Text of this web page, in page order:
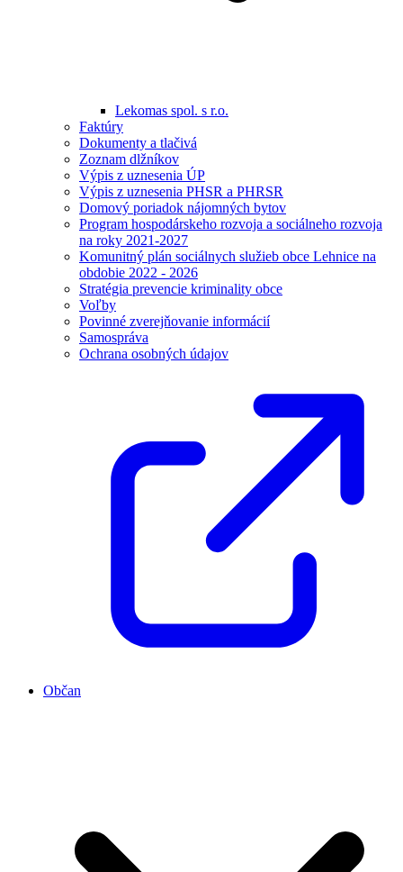
Lekomas spol. s r.o.
Faktúry
Dokumenty a tlačivá
Zoznam dlžníkov
Výpis z uznesenia ÚP
Výpis z uznesenia PHSR a PHRSR
Domový poriadok nájomných bytov
Program hospodárskeho rozvoja a sociálneho rozvoja
na roky 2021-2027
Komunitný plán sociálnych služieb obce Lehnice na
obdobie 2022 - 2026
Stratégia prevencie kriminality obce
Voľby
Povinné zverejňovanie informácií
Samospráva
Ochrana osobných údajov
Občan